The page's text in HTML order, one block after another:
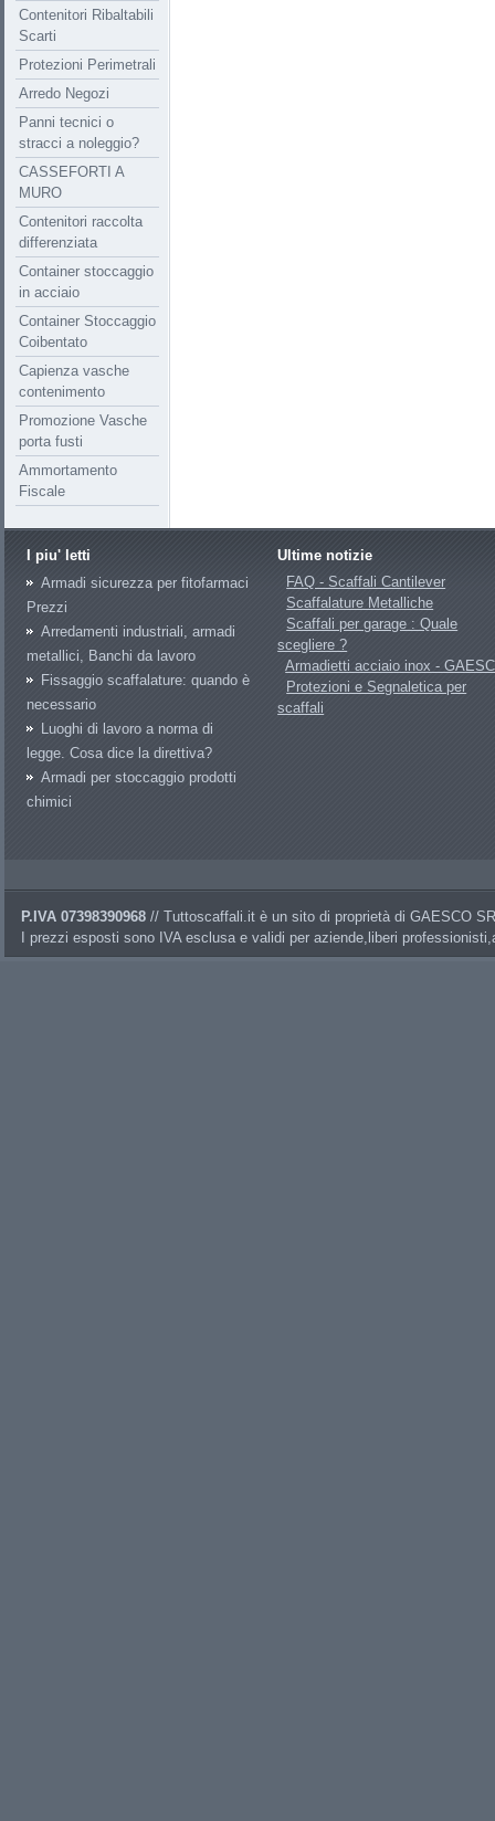
Contenitori Ribaltabili
Scarti
Protezioni Perimetrali
Arredo Negozi
Panni tecnici o
stracci a noleggio?
CASSEFORTI A
MURO
Contenitori raccolta
differenziata
Container stoccaggio
in acciaio
Container Stoccaggio
Coibentato
Capienza vasche
contenimento
Promozione Vasche
porta fusti
Ammortamento
Fiscale
I piu' letti
Armadi sicurezza per fitofarmaci
Prezzi
Arredamenti industriali, armadi
metallici, Banchi da lavoro
Fissaggio scaffalature: quando è
necessario
Luoghi di lavoro a norma di
legge. Cosa dice la direttiva?
Armadi per stoccaggio prodotti
chimici
Ultime notizie
FAQ - Scaffali Cantilever
Scaffalature Metalliche
Scaffali per garage : Quale
scegliere ?
Armadietti acciaio inox -
Protezioni e Segnaletica per
scaffali
P.IVA 07398390968 // Tuttoscaffali.it è un sito di proprietà di GAESCO
I prezzi esposti sono IVA esclusa e validi per aziende,liberi